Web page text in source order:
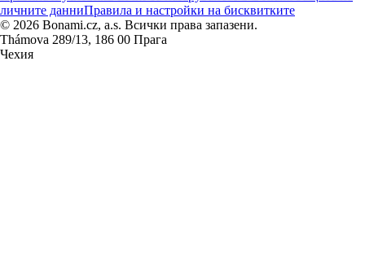
личните данниПравила и настройки на бисквитките
© 2026 Bonami.cz, a.s. Всички права запазени.
Thámova 289/13, 186 00 Прага
Чехия